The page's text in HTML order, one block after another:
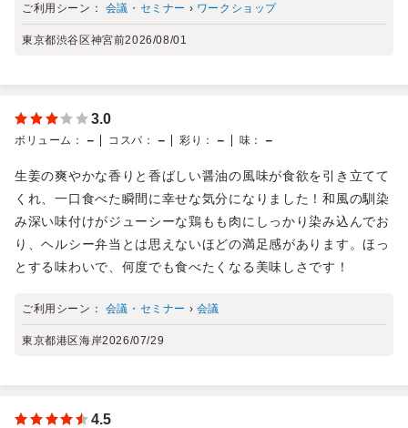
ご利用シーン： 会議・セミナー › ワークショップ
東京都渋谷区神宮前2026/08/01
3.0
ボリューム ： － コスパ ： － 彩り ： － 味 ： －
生姜の爽やかな香りと香ばしい醤油の風味が食欲を引き立てて
くれ、一口食べた瞬間に幸せな気分になりました！和風の馴染
み深い味付けがジューシーな鶏もも肉にしっかり染み込んでお
り、ヘルシー弁当とは思えないほどの満足感があります。ほっ
とする味わいで、何度でも食べたくなる美味しさです！
ご利用シーン： 会議・セミナー › 会議
東京都港区海岸2026/07/29
4.5